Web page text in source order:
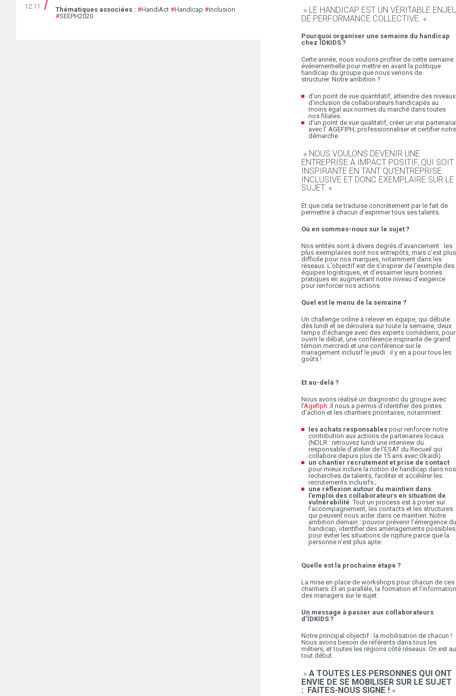
12.11
Thématiques associées : #HandiAct #Handicap #inclusion
#SEEPH2020
» LE HANDICAP EST UN VÉRITABLE
DE PERFORMANCE COLLECTIVE. «
Pourquoi organiser une semaine du handicap
chez ÏDKIDS ?
Cette année, nous voulons profiter de cette semaine
événementielle pour mettre en avant la politique
handicap du groupe que nous venons de
structurer. Notre ambition ?
d’un point de vue quantitatif, atteindre des niveaux
d’inclusion de collaborateurs handicapés au
moins égal aux normes du marché dans toutes
nos filiales.
d’un point de vue qualitatif, créer un vrai
avec l’ AGEFIPH, professionnaliser et certifier notre
démarche.
» NOUS VOULONS DEVENIR UNE
ENTREPRISE À IMPACT POSITIF, QUI SOIT
INSPIRANTE EN TANT QU’ENTREPRISE
INCLUSIVE ET DONC EXEMPLAIRE SUR LE
SUJET. »
Et que cela se traduise concrètement par le fait de
permettre à chacun d’exprimer tous ses talents.
Où en sommes-nous sur le sujet ?
Nos entités sont à divers degrés d’avancement : les
plus exemplaires sont nos entrepôts, mais c’est plus
difficile pour nos marques, notamment dans les
réseaux. L’objectif est de s’inspirer de l’exemple des
équipes logistiques, et d’essaimer leurs bonnes
pratiques en augmentant notre niveau d’exigence
pour renforcer nos actions.
Quel est le menu de la semaine ?
Un challenge online à relever en équipe, qui débute
dès lundi et se déroulera sur toute la semaine, deux
temps d’échange avec des experts comédiens, pour
ouvrir le débat, une conférence inspirante de grand
témoin mercredi et une conférence sur le
management inclusif le jeudi : il y en a pour tous les
goûts !
Et au-delà ?
Nous avons réalisé un diagnostic du groupe avec
l’Agefiph . Il nous a permis d’identifier des pistes
d’action et les chantiers prioritaires, notamment :
les achats responsables pour renforcer notre
contribution aux actions de partenaires locaux
(NDLR : retrouvez lundi une interview du
responsable d’atelier de l’ESAT du Recueil qui
collabore depuis plus de 15 ans avec Okaïdi)
un chantier recrutement et prise de contact
pour mieux inclure la notion de handicap dans nos
recherches de talents, faciliter et accélérer les
recrutements inclusifs ;
une réflexion autour du maintien dans
l’emploi des collaborateurs en situation de
vulnérabilité . Tout un process est à poser sur
l’accompagnement, les contacts et les structures
qui peuvent nous aider dans ce maintien. Notre
ambition demain : pouvoir prévenir l’émergence du
handicap, identifier des aménagements
pour éviter les situations de rupture parce que la
personne n’est plus apte.
Quelle est la prochaine étape ?
La mise en place de workshops pour chacun de ces
chantiers. Et en parallèle, la formation et l’information
des managers sur le sujet.
Un message à passer aux collaborateurs
d’ÏDKIDS ?
Notre principal objectif : la mobilisation de chacun !
Nous avons besoin de référents dans tous les
métiers, et toutes les régions côté réseaux. On est au
tout début.
» A TOUTES LES PERSONNES QUI ONT
ENVIE DE SE MOBILISER SUR LE SUJET
: FAITES-NOUS SIGNE ! «